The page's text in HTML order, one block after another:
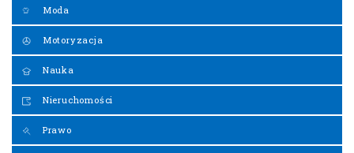
Moda
Motoryzacja
Nauka
Nieruchomości
Prawo